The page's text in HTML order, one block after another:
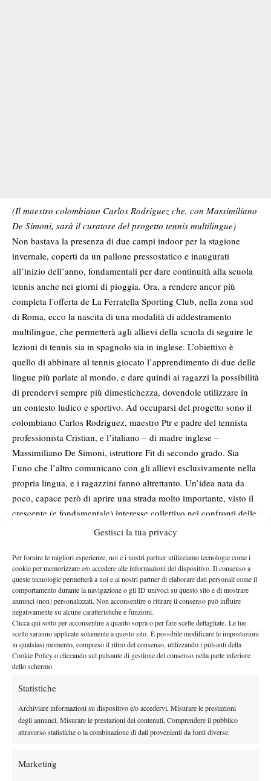
Gestisci la tua privacy
Per fornire le migliori esperienze, noi e i nostri partner utilizziamo tecnologie come i
cookie per memorizzare e/o accedere alle informazioni del dispositivo. Il consenso a
queste tecnologie permetterà a noi e ai nostri partner di elaborare dati personali come il
comportamento durante la navigazione o gli ID univoci su questo sito e di mostrare
annunci (non) personalizzati. Non acconsentire o ritirare il consenso può influire
negativamente su alcune caratteristiche e funzioni.
Clicca qui sotto per acconsentire a quanto sopra o per fare scelte dettagliate. Le tue
scelte saranno applicate solamente a questo sito. È possibile modificare le impostazioni
in qualsiasi momento, compreso il ritiro del consenso, utilizzando i pulsanti della
Cookie Policy o cliccando sul pulsante di gestione del consenso nella parte inferiore
dello schermo.
Statistiche
Archiviare informazioni su dispositivo e/o accedervi, Misurare le prestazioni
degli annunci, Misurare le prestazioni dei contenuti, Comprendere il pubblico
attraverso statistiche o la combinazione di dati provenienti da fonti diverse.
Marketing
(Il maestro colombiano Carlos Rodriguez che, con Massimiliano
De Simoni, sarà il curatore del progetto tennis multilingue)
Non bastava la presenza di due campi indoor per la stagione
invernale, coperti da un pallone pressostatico e inaugurati
all’inizio dell’anno, fondamentali per dare continuità alla scuola
tennis anche nei giorni di pioggia. Ora, a rendere ancor più
completa l’offerta de La Ferratella Sporting Club, nella zona sud
di Roma, ecco la nascita di una modalità di addestramento
multilingue, che permetterà agli allievi della scuola di seguire le
lezioni di tennis sia in spagnolo sia in inglese. L’obiettivo è
quello di abbinare al tennis giocato l’apprendimento di due delle
lingue più parlate al mondo, e dare quindi ai ragazzi la possibilità
di prendervi sempre più dimestichezza, dovendole utilizzare in
un contesto ludico e sportivo. Ad occuparsi del progetto sono il
colombiano Carlos Rodriguez, maestro Ptr e padre del tennista
professionista Cristian, e l’italiano – di madre inglese –
Massimiliano De Simoni, istruttore Fit di secondo grado. Sia
l’uno che l’altro comunicano con gli allievi esclusivamente nella
propria lingua, e i ragazzini fanno altrettanto. Un’idea nata da
poco, capace però di aprire una strada molto importante, visto il
crescente (e fondamentale) interesse collettivo nei confronti delle
nella scuola tennis del club capitolino, diretta dal tecnico
nazionale Domenico Liguori e dal maestro Andrea Capogrosso, i
quali seguono nel dettaglio la metodologia federale messa a
punto dall’Istituto Superiore di Formazione ‘Roberto Lombardi’,
partendo da tre livelli di minitennis sino ad arrivare
all’agonistica. Ripartita a metà mese, la scuola conta attualmente
circa 150 ragazzi, 25 dei quali nel settore agonistico, sempre
seguiti dai maestri anche nel corso dei tornei, per non trascurare
talenti, fra i quali spiccano Arianna Capogrosso, figlia di Andrea,
e Giuseppe Bonaiuti, fra i migliori a livello nazionale delle
rispettive annate. Lei, classe 1999, è fra le junior più forti dello
Stivale e si prepara a un 2015 da protagonista fra le under 16.
doppio ai recenti campionati italiani under 11 di Serramazzoni, e